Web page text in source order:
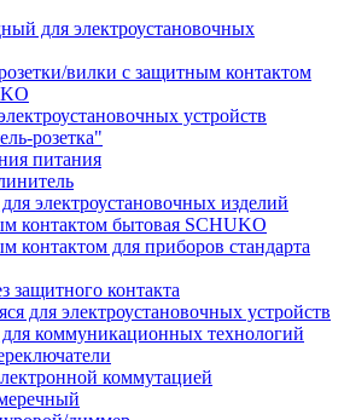
для электроустановочных
вилки с защитным контактом
устройств
розетка"
питания
электроустановочных изделий
контактом бытовая SCHUKO
контактом для приборов стандарта
защитного контакта
для электроустановочных устройств
коммуникационных технологий
коммутацией